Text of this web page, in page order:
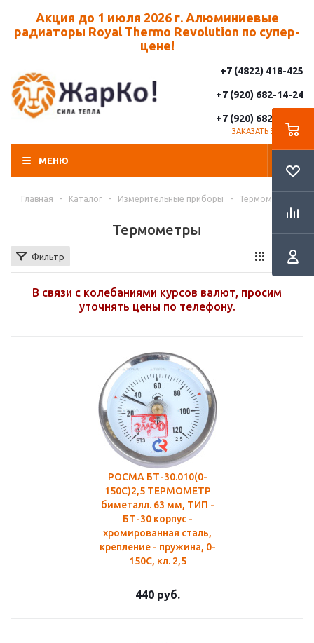
Акция до 1 июля 2026 г. Алюминиевые
радиаторы Royal Thermo Revolution по супер-
цене!
+7 (4822) 418-425
+7 (920) 682-14-24
+7 (920) 682-14-25
ЗАКАЗАТЬ ЗВОНОК
МЕНЮ
Главная - Каталог - Измерительные приборы - Термометры
Термометры
Фильтр
В связи с колебаниями курсов валют, просим
уточнять цены по телефону.
РОСМА БТ-30.010(0-
150С)2,5 ТЕРМОМЕТР
биметалл. 63 мм, ТИП -
БТ-30 корпус -
хромированная сталь,
крепление - пружина, 0-
150C, кл. 2,5
440руб.